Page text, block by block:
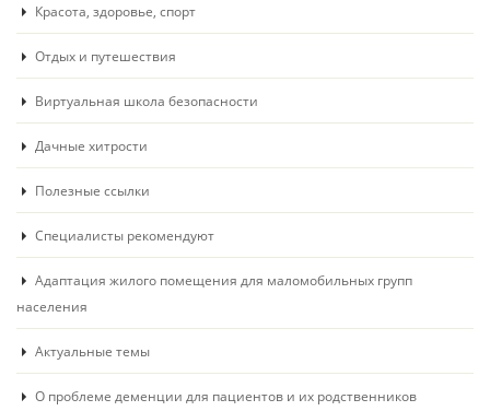
Красота, здоровье, спорт
Отдых и путешествия
Виртуальная школа безопасности
Дачные хитрости
Полезные ссылки
Специалисты рекомендуют
Адаптация жилого помещения для маломобильных групп
населения
Актуальные темы
О проблеме деменции для пациентов и их родственников